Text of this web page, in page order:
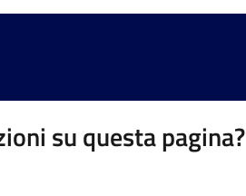
su questa pagina?